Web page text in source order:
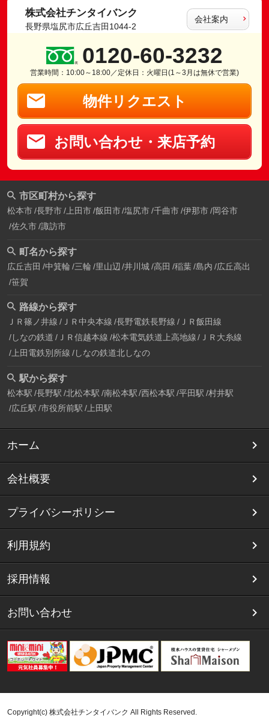
株式会社チンタイバンク
長野県塩尻市広丘吉田1044-2
会社案内
0120-60-3232
営業時間：10:00～18:00／定休日：火曜日(1～3月は無休で営業)
物件リクエスト
お問い合わせ・来店予約
市区町村から探す
松本市 長野市 上田市 飯田市 塩尻市 千曲市 伊那市 岡谷市
佐久市 諏訪市
町名から探す
広丘吉田 中箕輪 三輪 里山辺 井川城 高田 稲葉 島内 広丘高出
笹賀
路線から探す
ＪＲ篠ノ井線 ＪＲ中央本線 長野電鉄長野線 ＪＲ飯田線
しなの鉄道 ＪＲ信越本線 松本電気鉄道上高地線
ＪＲ大糸線
上田電鉄別所線 しなの鉄道北しなの
駅から探す
松本駅 長野駅 北松本駅 南松本駅 西松本駅 平田駅 村井駅
広丘駅 市役所前駅 上田駅
ホーム
会社概要
プライバシーポリシー
利用規約
採用情報
お問い合わせ
Copyright(c) 株式会社チンタイバンク All Rights Reserved.